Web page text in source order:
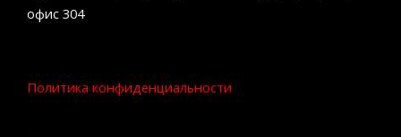
офис 304
Политика конфиденциальности